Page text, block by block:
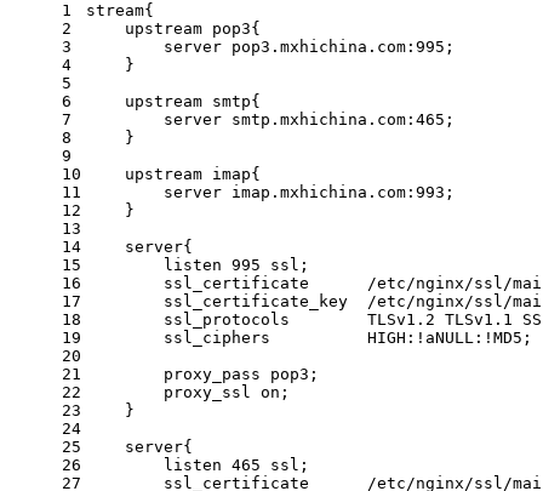
1
2
3
4
5
6
7
8
9
10
11
12
13
14
15
16
17
18
19
20
21
22
23
24
25
26
27
stream{
    upstream pop3{
        server pop3.mxhichina.com:995;
    }
    upstream smtp{
        server smtp.mxhichina.com:465;
    }
    upstream imap{
        server imap.mxhichina.com:993;
    }
    server{
        listen 995 ssl;
ssl_certificate      /etc/nginx/ssl/
ssl_certificate_key  /etc/nginx/ssl/
ssl_protocols        TLSv1.2 TLSv1.1
        ssl_ciphers          HIGH:!aNULL:!MD5;
        proxy_pass pop3;
        proxy_ssl on;
    }
    server{
        listen 465 ssl;
ssl_certificate      /etc/nginx/ssl/